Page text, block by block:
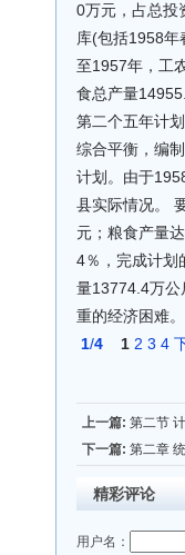
0万元，占总投
库(包括1958
至1957年，工
食总产量
第二个五年计
综合平衡，编
计划。由于
县实际情况。
元；粮食产量
4％，完成计划
量13774.4万公
重的经济困难。
1/4 1 2 3 4
上一篇: 第二节
下一篇: 第二章
精彩评论
用户名：